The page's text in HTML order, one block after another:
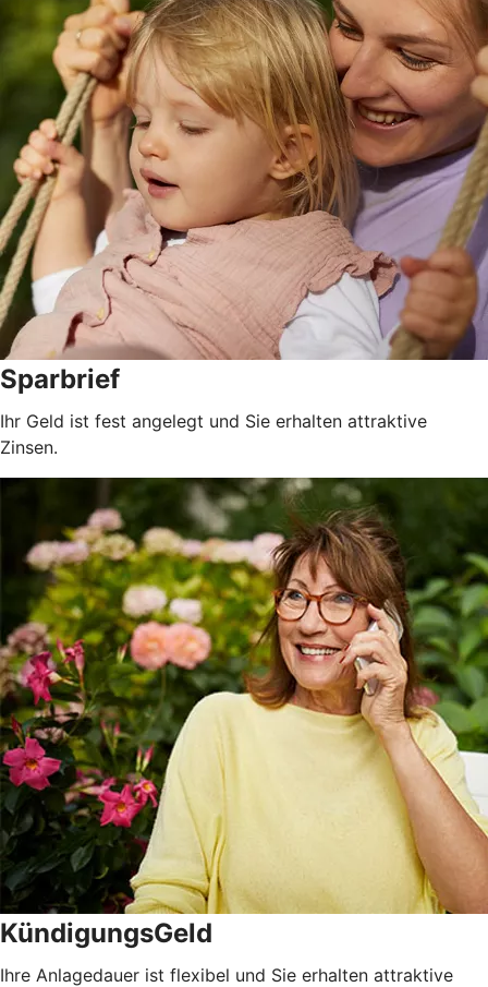
Sparbrief
Ihr Geld ist fest angelegt und Sie erhalten attraktive
Zinsen.
KündigungsGeld
Ihre Anlagedauer ist flexibel und Sie erhalten attraktive